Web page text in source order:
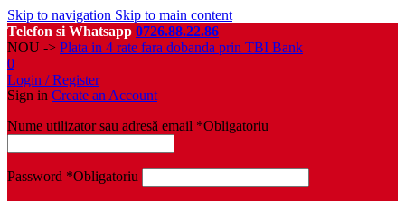
Skip to navigation Skip to main content
Telefon si Whatsapp 0726.88.22.86
NOU -> Plata in 4 rate fara dobanda prin TBI Bank
0
Login / Register
Sign in Create an Account
Nume utilizator sau adresă email *Obligatoriu
Password *Obligatoriu